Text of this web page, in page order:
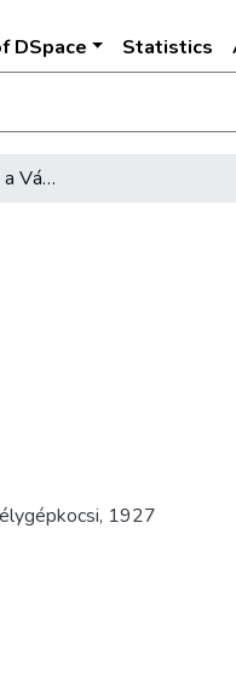
DSpace Statistics
Egyfázisú közlekedés a Váci uccában
, 1927